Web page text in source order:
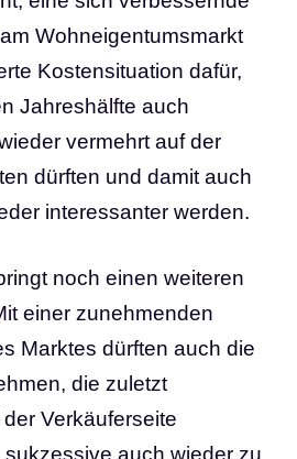
Wohneigentumsmarkt
Kostensituation dafür,
Jahreshälfte auch
vermehrt auf der
dürften und damit auch
interessanter werden.
noch einen weiteren
einer zunehmenden
Marktes dürften auch die
die zuletzt
Verkäuferseite